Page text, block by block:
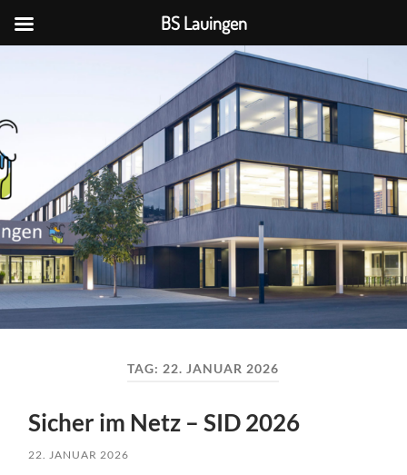
BS
TAG: 22. JANUAR 2026
Sicher im Netz – SID 2026
22. JANUAR 2026
BS Lauingen